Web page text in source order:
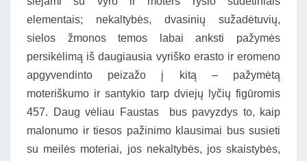
elementais; nekaltybės, dvasinių sužadėtuvių,
sielos žmonos temos labai anksti pažymės
persikėlimą iš daugiausia vyriško erasto ir eromeno
apgyvendinto peizažo į kitą – pažymėtą
moteriškumo ir santykio tarp dviejų lyčių figūromis
457. Daug vėliau Faustas bus pavyzdys to, kaip
malonumo ir tiesos pažinimo klausimai bus susieti
su meilės moteriai, jos nekaltybės, jos skaistybės,